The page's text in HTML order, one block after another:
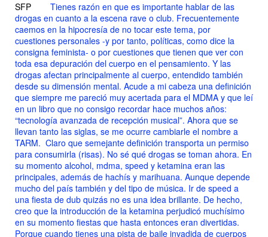
SFP
Tienes razón en que es importante hablar de las
drogas en cuanto a la escena rave o club. Frecuentemente
caemos en la hipocresía de no tocar este tema, por
cuestiones personales -y por tanto, políticas, como dice la
consigna feminista- o por cuestiones que tienen que ver con
toda esa depuración del cuerpo en el pensamiento. Y las
drogas afectan principalmente al cuerpo, entendido también
desde su dimensión mental. Acude a mi cabeza una definición
que siempre me pareció muy acertada para el MDMA y que leí
en un libro que no consigo recordar hace muchos años:
“tecnología avanzada de recepción musical”. Ahora que se
llevan tanto las siglas, se me ocurre cambiarle el nombre a
TARM. Claro que semejante definición transporta un permiso
para consumirla (risas). No sé qué drogas se toman ahora. En
su momento alcohol, mdma, speed y ketamina eran las
principales, además de hachís y marihuana. Aunque depende
mucho del país también y del tipo de música. Ir de speed a
una fiesta de dub quizás no es una idea brillante. De hecho,
creo que la introducción de la ketamina perjudicó muchísimo
en su momento fiestas que hasta entonces eran divertidas.
Porque cuando tienes una pista de baile invadida de cuerpos